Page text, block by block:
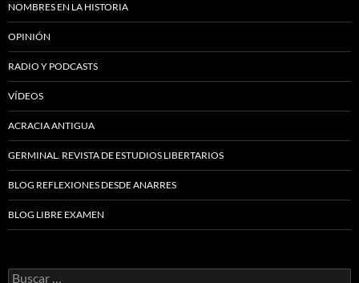
NOMBRES EN LA HISTORIA
OPINIÓN
RADIO Y PODCASTS
VÍDEOS
ACRACIA ANTIGUA
GERMINAL. REVISTA DE ESTUDIOS LIBERTARIOS
BLOG REFLEXIONES DESDE ANARRES
BLOG LIBRE EXAMEN
Buscar: